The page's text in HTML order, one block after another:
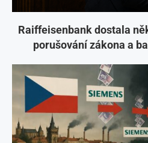
Raiffeisenbank dostala
porušování zákona a